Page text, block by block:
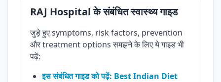
RAJ Hospital के संबंधित स्वास्थ्य गाइड
जुड़े हुए symptoms, risk factors, prevention
और treatment options समझने के लिए ये गाइड भी
पढ़ें:
इस संबंधित गाइड को पढ़ें: Best Indian Diet